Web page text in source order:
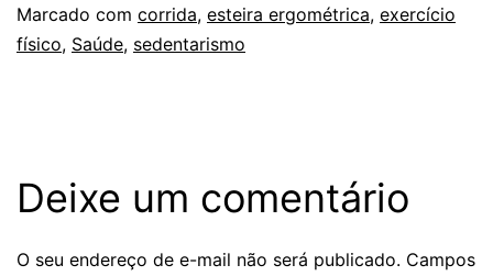
Marcado com corrida, esteira ergométrica, exercício
físico, Saúde, sedentarismo
Deixe um comentário
O seu endereço de e-mail não será publicado. Campos